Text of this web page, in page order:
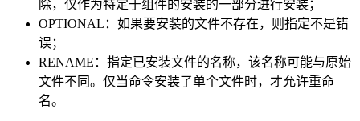
除，仅作为特定于组件的安装的一部分进行安装；
OPTIONAL：如果要安装的文件不存在，则指定不是错
误；
RENAME：指定已安装文件的名称，该名称可能与原始
文件不同。仅当命令安装了单个文件时，才允许重命
名。